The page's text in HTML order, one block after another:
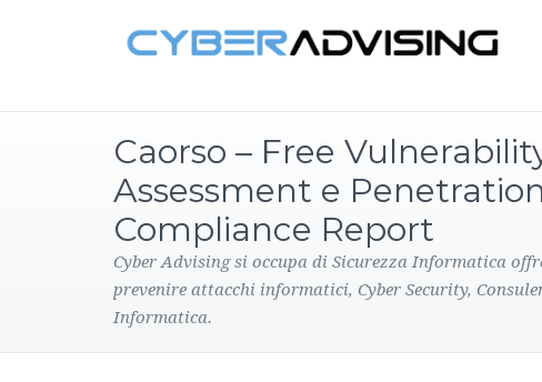
Caorso – Free
Assessment e
Compliance Report
Cyber Advising si occupa di Sicurezza Informatica
prevenire attacchi informatici, Cyber Security,
Informatica.